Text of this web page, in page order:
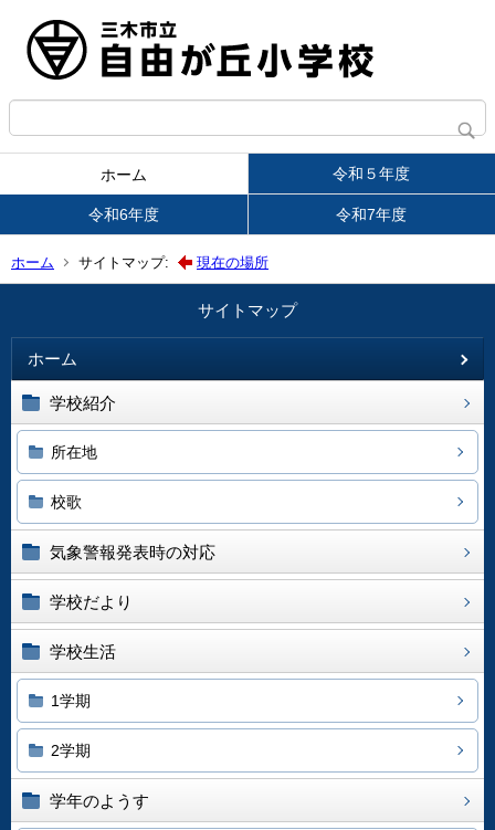
ホーム 令和５年度
令和6年度 令和7年度
ホーム サイトマップ: 現在の場所
サイトマップ
ホーム
学校紹介
所在地
校歌
気象警報発表時の対応
学校だより
学校生活
1学期
2学期
学年のようす